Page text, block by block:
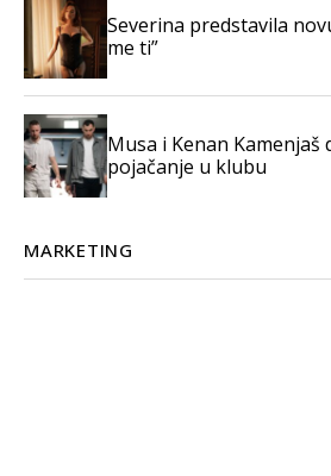
Severina predstavila
me ti”
Musa i Kenan Kamenjaš
pojačanje u klubu
MARKETING